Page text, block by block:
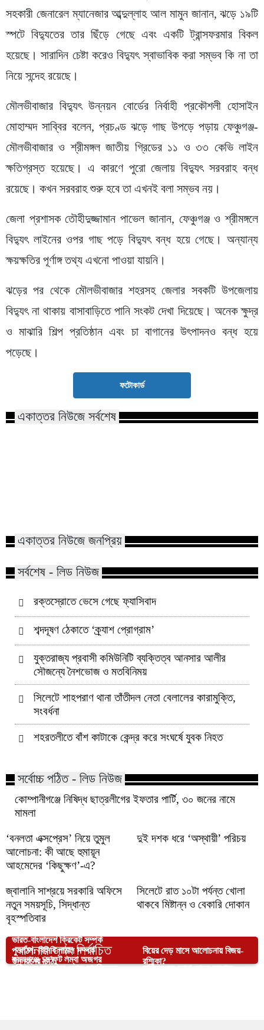
সহকারী জেনারেল ম্যানেজার আব্দুল্লাহ আল মামুন জানান, ঝড়ে ১৯টি
স্পটে বিদ্যুতের তার ছিঁড়ে গেছে এবং একটি ট্রান্সফরমার বিকল
হয়েছে। সারাদিন চেষ্টা করেও বিদ্যুৎ স্বাভাবিক করা সম্ভব কি না তা
নিয়ে সন্দেহ রয়েছে।
মৌলভীবাজার বিদ্যুৎ উন্নয়ন বোর্ডের নির্বাহী প্রকৌশলী হোসাইন
মোহাম্মদ সাব্বির বলেন, প্রচণ্ড ঝড়ে গাছ উপড়ে পড়ায় ফেঞ্চুগঞ্জ-
মৌলভীবাজার ও শ্রীমঙ্গল জাতীয় গ্রিডের ১১ ও ৩৩ কেভি লাইন
ক্ষতিগ্রস্ত হয়েছে। এ কারণে পুরো জেলায় বিদ্যুৎ সরবরাহ বন্ধ
রয়েছে। কখন সরবরাহ শুরু হবে তা এখনই বলা সম্ভব নয়।
জেলা প্রশাসক তৌহীদুজ্জামান পাভেল জানান, ফেঞ্চুগঞ্জ ও শ্রীমঙ্গলে
বিদ্যুৎ লাইনের ওপর গাছ পড়ে বিদ্যুৎ বন্ধ হয়ে গেছে। অন্যান্য
ক্ষয়ক্ষতির পূর্ণাঙ্গ তথ্য এখনো পাওয়া যায়নি।
ঝড়ের পর থেকে মৌলভীবাজার শহরসহ জেলার সবকটি উপজেলায়
বিদ্যুৎ না থাকায় বাসাবাড়িতে পানি সংকট দেখা দিয়েছে। অনেক ক্ষুদ্র
ও মাঝারি শিল্প প্রতিষ্ঠান এবং চা বাগানের উৎপাদনও বন্ধ হয়ে
পড়েছে।
ফটোকার্ড
একাত্তর নিউজে সর্বশেষ
একাত্তর নিউজে জনপ্রিয়
পার্টি, ৩০ জনের নামে মামলা
এসএসসি
সর্বশেষ - লিড নিউজ
রক্তস্রোতে ভেসে গেছে ফ্যাসিবাদ
শব্দদূষণ ঠেকাতে ‘ক্র্যাশ প্রোগ্রাম’
যুক্তরাজ্য প্রবাসী কমিউনিটি ব্যক্তিত্ব আনসার আলীর
সৌজন্যে নৈশভোজ ও মতবিনিময়
সিলেটে শাহপরাণ থানা তাঁতীদল নেতা বেলালের কারামুক্তি,
সংবর্ধনা
শহরতলীতে বাঁশ কাটাকে কেন্দ্র করে সংঘর্ষে যুবক নিহত
সর্বোচ্চ পঠিত - লিড নিউজ
কোম্পানীগঞ্জে নিষিদ্ধ ছাত্রলীগের ইফতার পার্টি, ৩০ জনের নামে
মামলা
‘বনলতা এক্সপ্রেস’ নিয়ে তুমুল
আলোচনা: কী আছে হুমায়ূন
আহমেদের ‘কিছুক্ষণ’-এ?
দুই দশক ধরে ‘অস্থায়ী’ পরিচয়
জ্বালানি সাশ্রয়ে সরকারি অফিসে
নতুন সময়সূচি, সিদ্ধান্ত
বৃহস্পতিবার
সিলেটে রাত ১০টা পর্যন্ত খোলা
থাকবে মিষ্টান্ন ও বেকারি দোকান
আপনার জন্য নির্বাচিত
ভারত-বাংলাদেশ ক্রিকেট সম্পর্ক
পুনর্গঠন: বিসিবি পাঠাল সম্পর্ক
উন্নয়নের চিঠি
বিয়ের দেড় মাসে আলোচনায় বিজয়-
রশ্মিকা?
কমলগঞ্জে ১৪ ফুট লম্বা অজগর
হবিগঞ্জের মাধবপুরে ওয়াজ মাহফিলকে
বানিয়াচংয়ে ডোবা থেকে অজ্ঞাত